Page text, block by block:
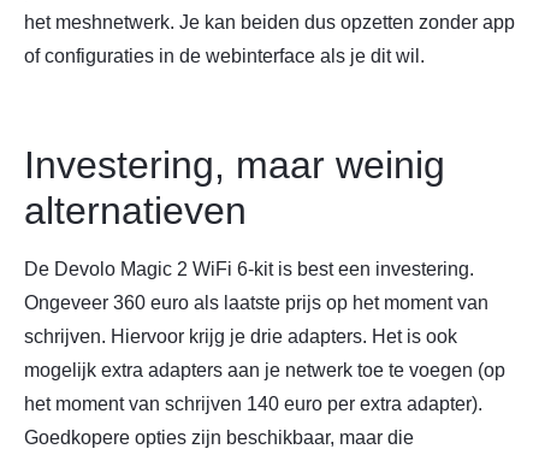
het meshnetwerk. Je kan beiden dus opzetten zonder app
of configuraties in de webinterface als je dit wil.
Investering, maar weinig
alternatieven
De Devolo Magic 2 WiFi 6-kit is best een investering.
Ongeveer 360 euro als laatste prijs op het moment van
schrijven. Hiervoor krijg je drie adapters. Het is ook
mogelijk extra adapters aan je netwerk toe te voegen (op
het moment van schrijven 140 euro per extra adapter).
Goedkopere opties zijn beschikbaar, maar die